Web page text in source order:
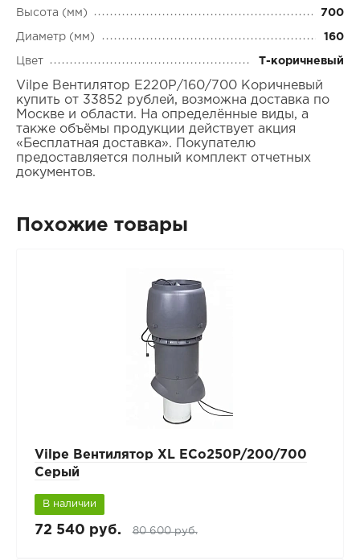
Высота (мм) 700
Диаметр (мм) 160
Цвет Т-коричневый
Vilpe Вентилятор Е220Р/160/700 Коричневый
купить от 33852 рублей, возможна доставка по
Москве и области. На определённые виды, а
также объёмы продукции действует акция
«Бесплатная доставка». Покупателю
предоставляется полный комплект отчетных
документов.
Похожие товары
Vilpe Вентилятор XL ECo250P/200/700
Серый
В наличии
72 540 руб. 80 600 руб.